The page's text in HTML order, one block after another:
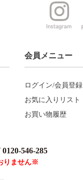
会員メニュー
ログイン/会員登録
お気に入りリスト
お買い物履歴
0120-546-285
りません※